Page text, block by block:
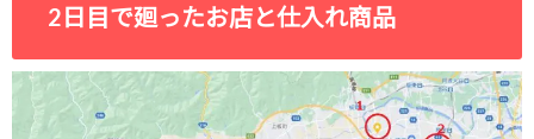
2日目で廻ったお店と仕入れ商品